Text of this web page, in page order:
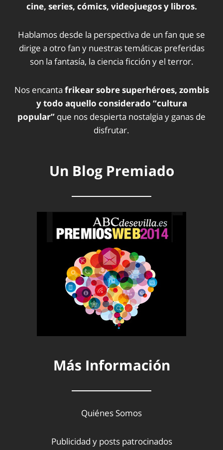
cine, series, cómics, videojuegos y libros.
Hablamos desde la perspectiva de un fan que se
dirige a otro fan y nuestras temáticas preferidas
son la fantasía, la ciencia ficción y el terror.
Nos encanta frikear sobre superhéroes, zombis
y todo aquello considerado “cultura
popular” que nos despierta nostalgia y ganas de
disfrutar.
Un Blog Premiado
Más Información
Quiénes Somos
Publicidad y posts patrocinados